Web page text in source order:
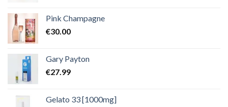
Pink Champagne
€30.00
Gary Payton
€27.99
Gelato 33 [1000mg]